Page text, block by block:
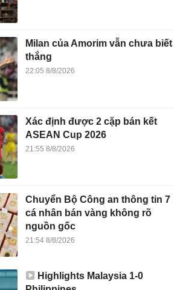
Milan của Amorim vẫn chưa biết
thắng
22:05 8/8/2026
Xác định được 2 cặp bán kết
ASEAN Cup 2026
21:55 8/8/2026
Chuyển Bộ Công an thông tin 7
cá nhân bán vàng không rõ
nguồn gốc
21:54 8/8/2026
Highlights Malaysia 1-0